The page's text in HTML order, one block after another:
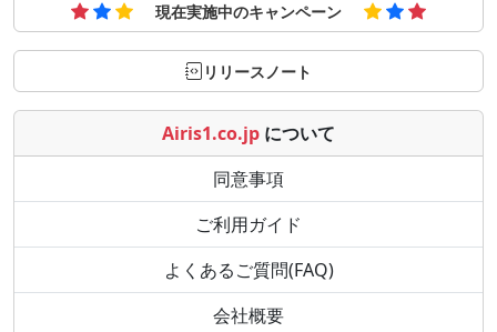
現在実施中のキャンペーン
リリースノート
Airis1.co.jp について
同意事項
ご利用ガイド
よくあるご質問(FAQ)
会社概要